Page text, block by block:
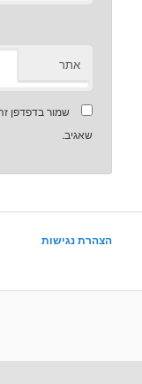
אתר
שמור בדפדפן
שאגיב.
הצהרת נגישות